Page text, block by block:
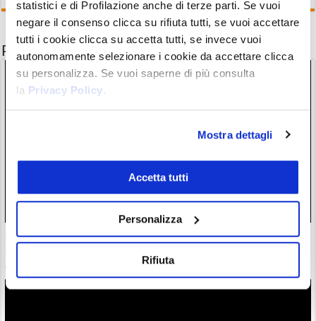
statistici e di Profilazione anche di terze parti. Se vuoi
negare il consenso clicca su rifiuta tutti, se vuoi accettare
tutti i cookie clicca su accetta tutti, se invece vuoi
autonomamente selezionare i cookie da accettare clicca
su personalizza. Se vuoi saperne di più consulta
la Privacy Policy.
Mostra dettagli
Accetta tutti
Personalizza
Rifiuta
Potrebbe interessarti anche
USA: altre sanzioni crypto all’Iran. OFAC segnala network di